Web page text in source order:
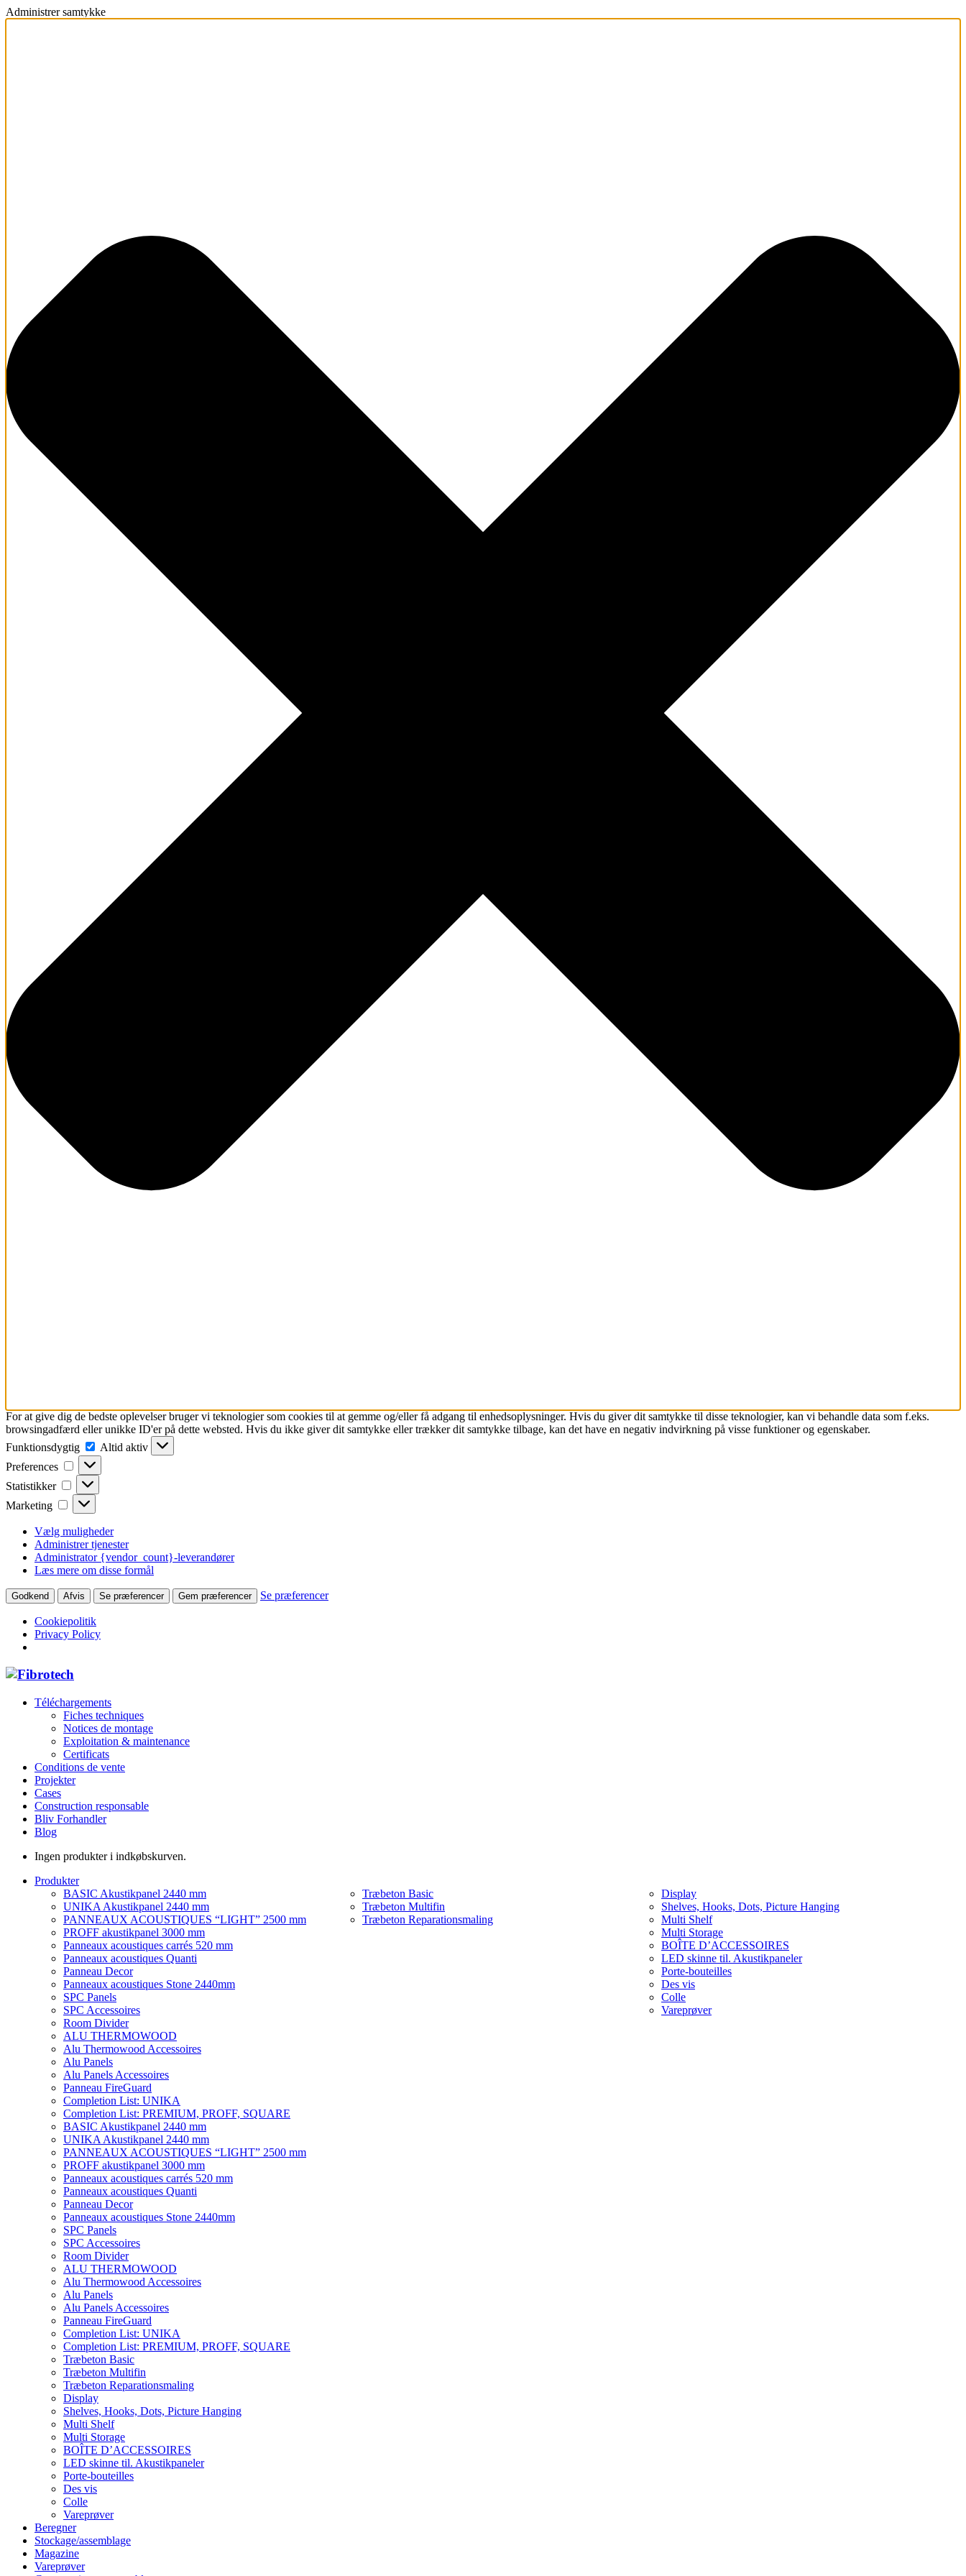
Administrer samtykke
For at give dig de bedste oplevelser bruger vi teknologier som cookies til at gemme og/eller få adgang til enhedsoplysninger. Hvis du giver dit samtykke til disse teknologier, kan vi behandle data som f.eks.
browsingadfærd eller unikke ID'er på dette websted. Hvis du ikke giver dit samtykke eller trækker dit samtykke tilbage, kan det have en negativ indvirkning på visse funktioner og egenskaber.
Funktionsdygtig
Funktionsdygtig
Altid aktiv
Preferences
Preferences
Statistikker Statistikker
Marketing Marketing
Vælg muligheder
Administrer tjenester
Administrator {vendor_count}-leverandører
Læs mere om disse formål
Godkend Afvis Se præferencer Gem præferencer Se præferencer
Cookiepolitik
Privacy Policy
Téléchargements
Fiches techniques
Notices de montage
Exploitation & maintenance
Certificats
Conditions de vente
Projekter
Cases
Construction responsable
Bliv Forhandler
Blog
Ingen produkter i indkøbskurven.
Produkter
BASIC Akustikpanel 2440 mm
UNIKA Akustikpanel 2440 mm
PANNEAUX ACOUSTIQUES “LIGHT” 2500 mm
PROFF akustikpanel 3000 mm
Panneaux acoustiques carrés 520 mm
Panneaux acoustiques Quanti
Panneau Decor
Panneaux acoustiques Stone 2440mm
SPC Panels
SPC Accessoires
Room Divider
ALU THERMOWOOD
Alu Thermowood Accessoires
Alu Panels
Alu Panels Accessoires
Panneau FireGuard
Completion List: UNIKA
Completion List: PREMIUM, PROFF, SQUARE
Træbeton Basic
Træbeton Multifin
Træbeton Reparationsmaling
Display
Shelves, Hooks, Dots, Picture Hanging
Multi Shelf
Multi Storage
BOÎTE D’ACCESSOIRES
LED skinne til. Akustikpaneler
Porte-bouteilles
Des vis
Colle
Vareprøver
BASIC Akustikpanel 2440 mm
UNIKA Akustikpanel 2440 mm
PANNEAUX ACOUSTIQUES “LIGHT” 2500 mm
PROFF akustikpanel 3000 mm
Panneaux acoustiques carrés 520 mm
Panneaux acoustiques Quanti
Panneau Decor
Panneaux acoustiques Stone 2440mm
SPC Panels
SPC Accessoires
Room Divider
ALU THERMOWOOD
Alu Thermowood Accessoires
Alu Panels
Alu Panels Accessoires
Panneau FireGuard
Completion List: UNIKA
Completion List: PREMIUM, PROFF, SQUARE
Træbeton Basic
Træbeton Multifin
Træbeton Reparationsmaling
Display
Shelves, Hooks, Dots, Picture Hanging
Multi Shelf
Multi Storage
BOÎTE D’ACCESSOIRES
LED skinne til. Akustikpaneler
Porte-bouteilles
Des vis
Colle
Vareprøver
Beregner
Stockage/assemblage
Magazine
Vareprøver